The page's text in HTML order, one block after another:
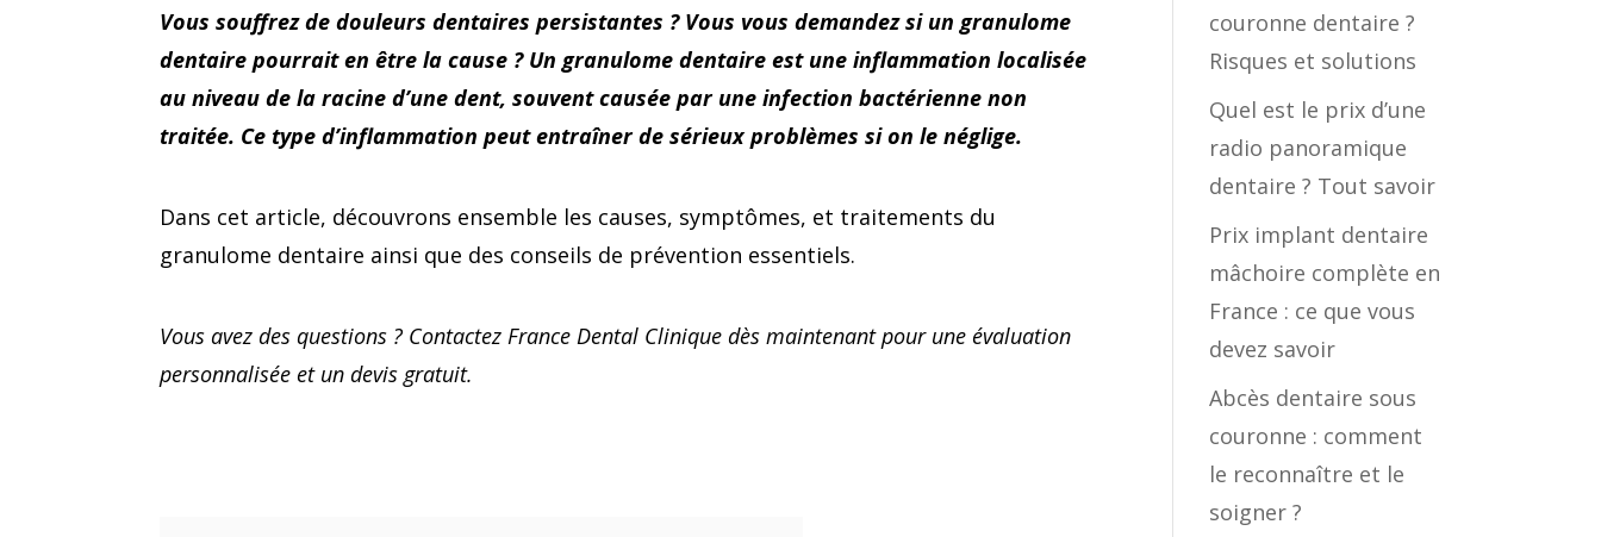
Vous souffrez de douleurs dentaires persistantes ? Vous vous demandez si un granulome
dentaire pourrait en être la cause ? Un granulome dentaire est une inflammation localisée
au niveau de la racine d’une dent, souvent causée par une infection bactérienne non
traitée. Ce type d’inflammation peut entraîner de sérieux problèmes si on le néglige.
Dans cet article, découvrons ensemble les causes, symptômes, et traitements du
granulome dentaire ainsi que des conseils de prévention essentiels.
Vous avez des questions ? Contactez France Dental Clinique dès maintenant pour une évaluation
personnalisée et un devis gratuit.
couronne dentaire ?
Risques et solutions
Quel est le prix d’une
radio panoramique
dentaire ? Tout savoir
Prix implant dentaire
mâchoire complète en
France : ce que vous
devez savoir
Abcès dentaire sous
couronne : comment
le reconnaître et le
soigner ?